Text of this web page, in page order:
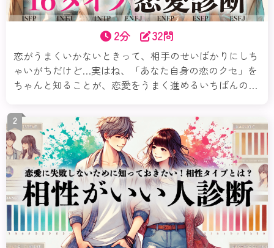
2分 32問
恋がうまくいかないときって、相手のせいばかりにしち
ゃいがちだけど…実はね、「あなた自身の恋のクセ」を
ちゃんと知ることが、恋愛をうまく進めるいちばんの近
の恋愛傾向・相性の良し悪しなどさまざまな切り口で解
き明かすわ。本当の“あなたらしい恋”を、今ここから見
つけていきましょ。
2